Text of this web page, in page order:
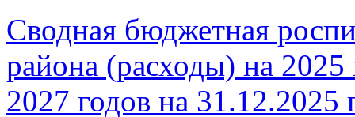
Сводная бюджетная
района (расходы) на
2027 годов на 31.12.2025